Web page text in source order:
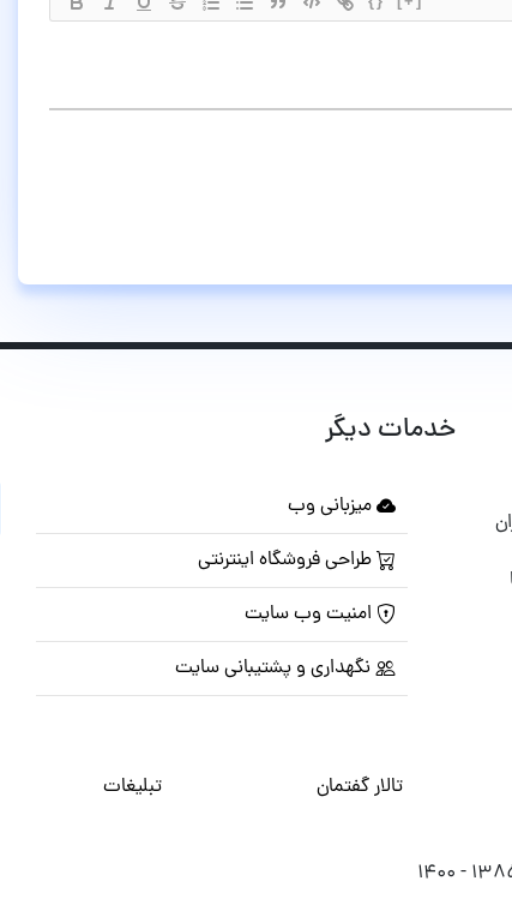
خدمات دیگر
میزبانی وب
طراحی فروشگاه اینترنتی
امنیت وب سایت
نگهداری و پشتیبانی سایت
تالار گفتمان تبلیغات